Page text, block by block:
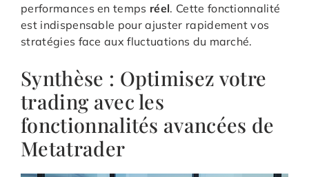
performances en temps réel. Cette fonctionnalité
est indispensable pour ajuster rapidement vos
stratégies face aux fluctuations du marché.
Synthèse : Optimisez votre
trading avec les
fonctionnalités avancées de
Metatrader